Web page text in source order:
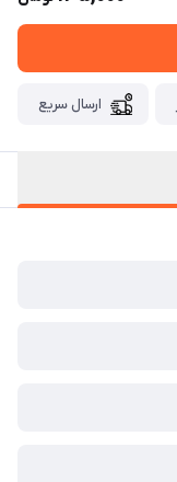
ارسال سریع